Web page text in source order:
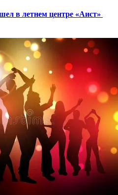
в летнем центре «Аист»